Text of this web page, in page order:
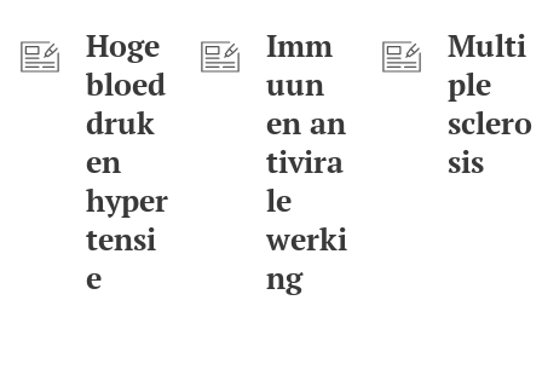
Hoge
bloed
druk
en
hyper
tensi
e
Imm
uun
en an
tivira
le
werki
ng
Multi
ple
sclero
sis